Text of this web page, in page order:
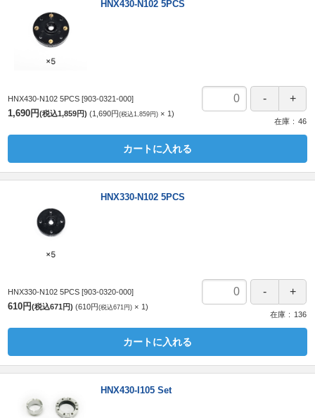
HNX430-N102 5PCS
HNX430-N102 5PCS [903-0321-000]
1,690円(税込1,859円) 1,690円(税込1,859円)
1
在庫
46
カートに入れる
HNX330-N102 5PCS
HNX330-N102 5PCS [903-0320-000]
610円(税込671円) 610円(税込671円)
1
在庫
136
カートに入れる
HNX430-I105 Set